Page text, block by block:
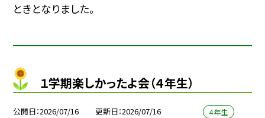
ときとなりました。
１学期楽しかったよ会（４年生）
公開日 2026/07/16 更新日 2026/07/16 ４年生